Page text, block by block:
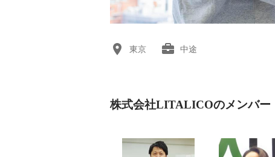
東京 中途
株式会社LITALICOのメンバー